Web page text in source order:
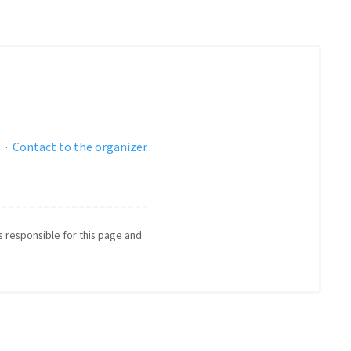
· Contact to the organizer
responsible for this page and